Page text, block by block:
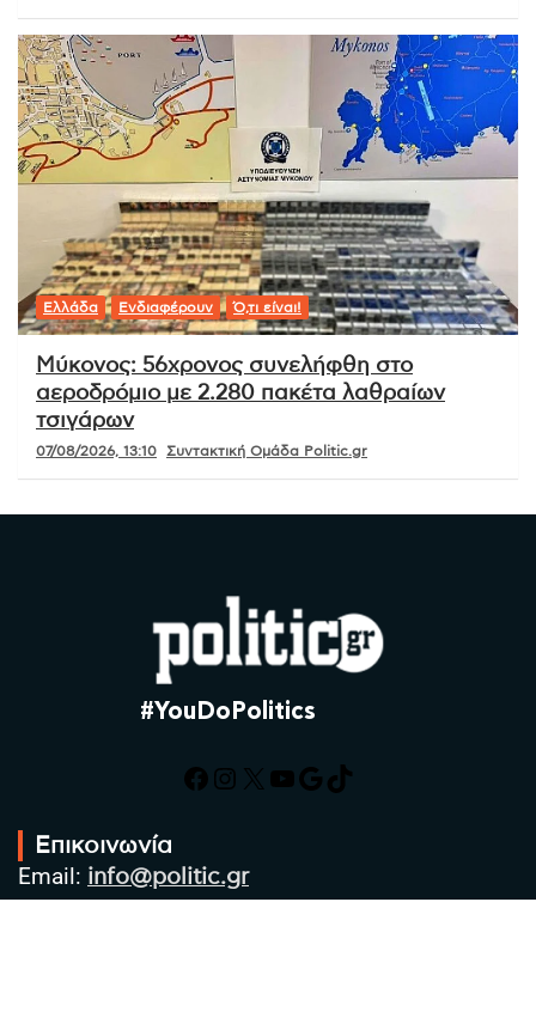
Ελλάδα Ενδιαφέρουν Ό,τι είναι!
Μύκονος: 56χρονος συνελήφθη στο
αεροδρόμιο με 2.280 πακέτα λαθραίων
τσιγάρων
07/08/2026, 13:10 Συντακτική Ομάδα Politic.gr
#YouDoPolitics
Facebook
Instagram
X YouTube
Google
TikTok
Επικοινωνία
Email: info@politic.gr
Τηλ: